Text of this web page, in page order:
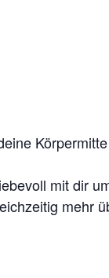
mit dir
mehr